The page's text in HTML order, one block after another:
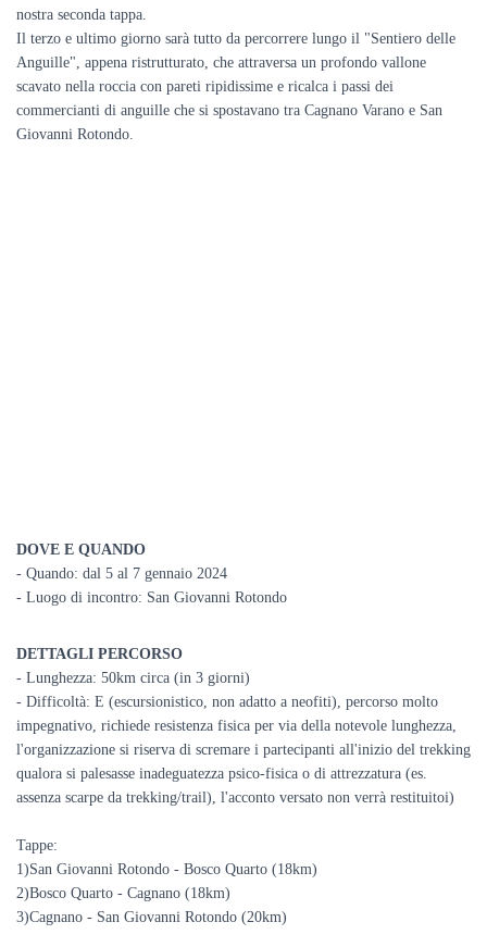
nostra seconda tappa.
Il terzo e ultimo giorno sarà tutto da percorrere lungo il "Sentiero delle
Anguille", appena ristrutturato, che attraversa un profondo vallone
scavato nella roccia con pareti ripidissime e ricalca i passi dei
commercianti di anguille che si spostavano tra Cagnano Varano e San
Giovanni Rotondo.
DOVE E QUANDO
- Quando: dal 5 al 7 gennaio 2024
- Luogo di incontro: San Giovanni Rotondo
DETTAGLI PERCORSO
- Lunghezza: 50km circa (in 3 giorni)
- Difficoltà: E (escursionistico, non adatto a neofiti), percorso molto
impegnativo, richiede resistenza fisica per via della notevole lunghezza,
l'organizzazione si riserva di scremare i partecipanti all'inizio del trekking
qualora si palesasse inadeguatezza psico-fisica o di attrezzatura (es.
assenza scarpe da trekking/trail), l'acconto versato non verrà restituitoi)
Tappe:
1)San Giovanni Rotondo - Bosco Quarto (18km)
2)Bosco Quarto - Cagnano (18km)
3)Cagnano - San Giovanni Rotondo (20km)